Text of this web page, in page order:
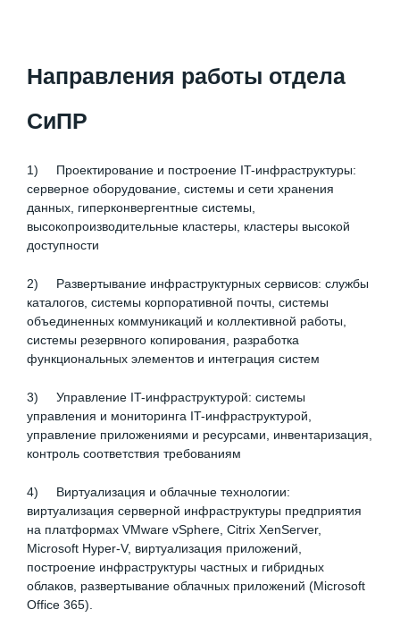
Направления работы отдела
СиПР
1) Проектирование и построение IT-инфраструктуры:
cерверное оборудование, системы и сети хранения
данных, гиперконвергентные системы,
высокопроизводительные кластеры, кластеры высокой
доступности
2) Развертывание инфраструктурных сервисов: службы
каталогов, cистемы корпоративной почты, системы
объединенных коммуникаций и коллективной работы,
системы резервного копирования, разработка
функциональных элементов и интеграция систем
3) Управление IT-инфраструктурой: системы
управления и мониторинга IT-инфраструктурой,
управление приложениями и ресурсами, инвентаризация,
контроль соответствия требованиям
4) Виртуализация и облачные технологии:
виртуализация серверной инфраструктуры предприятия
на платформах VMware vSphere, Citrix XenServer,
Microsoft Hyper-V, виртуализация приложений,
построение инфраструктуры частных и гибридных
облаков, развертывание облачных приложений (Microsoft
Office 365).